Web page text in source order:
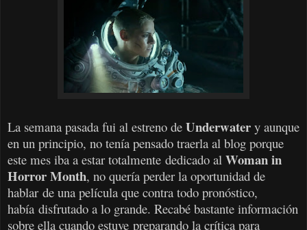
La semana pasada fui al estreno de Underwater y aunque
en un principio, no tenía pensado traerla al blog porque
este mes iba a estar totalmente dedicado al Woman in
Horror Month, no quería perder la oportunidad de
hablar de una película que contra todo pronóstico,
había disfrutado a lo grande. Recabé bastante información
sobre ella cuando estuve preparando la crítica para